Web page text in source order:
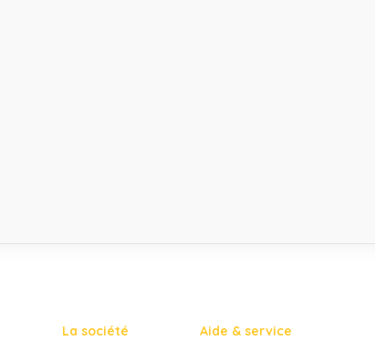
La société Aide & service